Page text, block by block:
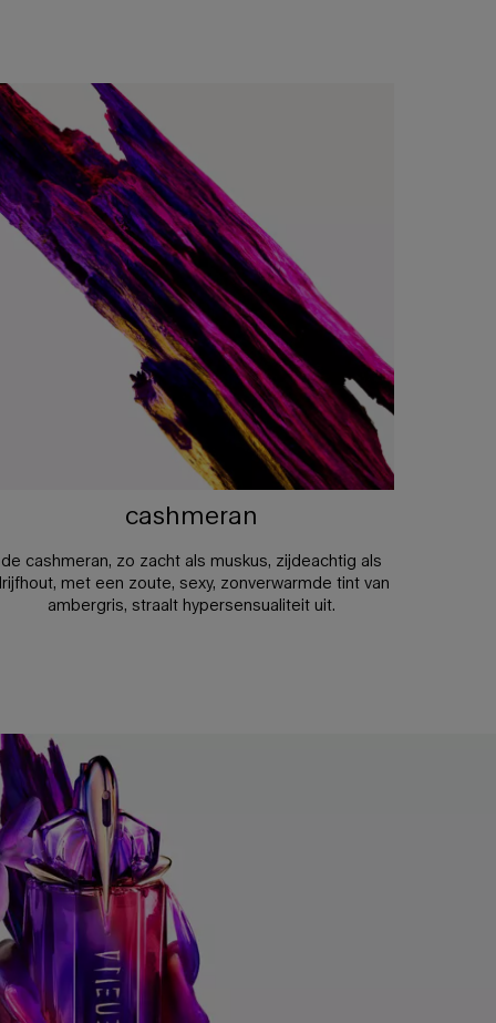
cashmeran
de cashmeran, zo zacht als muskus, zijdeachtig als
met een zoute, sexy, zonverwarmde tint van
ambergris, straalt hypersensualiteit uit.